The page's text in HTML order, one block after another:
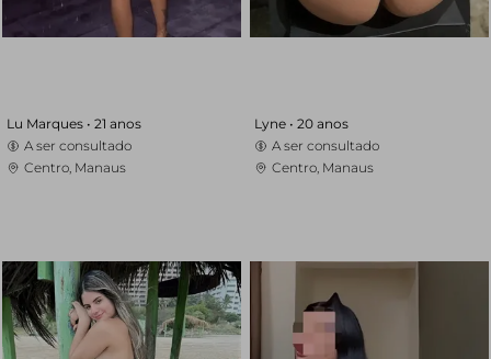
Lu Marques • 21 anos
A ser consultado
Centro, Manaus
Lyne • 20 anos
A ser consultado
Centro, Manaus